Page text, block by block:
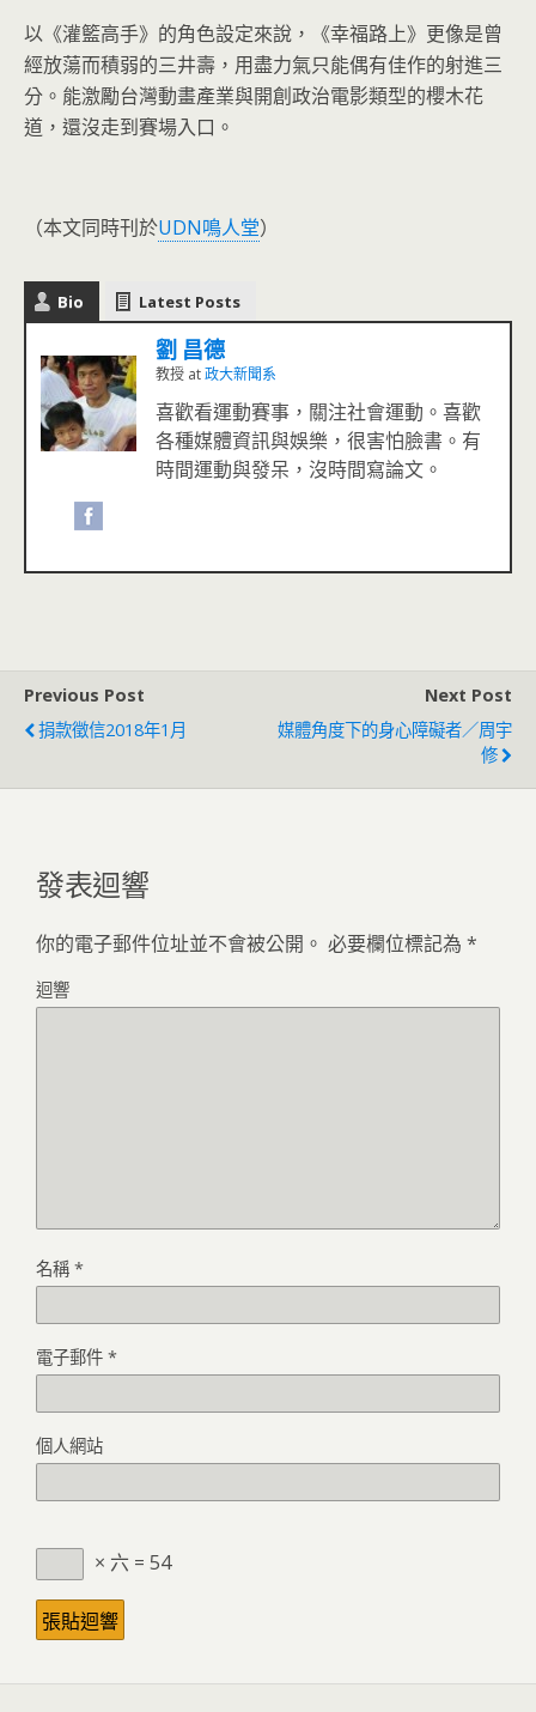
以《灌籃高手》的角色設定來說，《幸福路上》更像是曾
經放蕩而積弱的三井壽，用盡力氣只能偶有佳作的射進三
分。能激勵台灣動畫產業與開創政治電影類型的櫻木花
道，還沒走到賽場入口。
（本文同時刊於UDN鳴人堂）
Bio Latest Posts
劉 昌德
教授 at政大新聞系
喜歡看運動賽事，關注社會運動。喜歡
各種媒體資訊與娛樂，很害怕臉書。有
時間運動與發呆，沒時間寫論文。
Previous Post
捐款徵信2018年1月
Next Post
媒體角度下的身心障礙者／周宇
修
發表迴響
你的電子郵件位址並不會被公開。 必要欄位標記為 *
迴響
名稱 *
電子郵件 *
個人網站
× 六 = 54